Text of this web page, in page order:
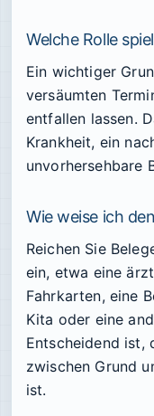
Welche Rolle
Ein wichtiger
versäumten
entfallen lassen.
Krankheit, ein
unvorhersehbare
Wie weise ich
Reichen Sie
ein, etwa eine
Fahrkarten, eine
Kita oder eine
Entscheidend ist,
zwischen Grund
ist.